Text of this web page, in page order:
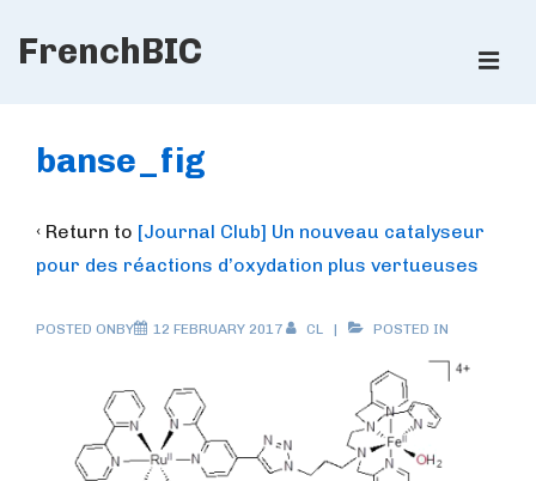
Skip
Content
FrenchBIC
Navigation
banse_fig
‹ Return to [Journal Club] Un nouveau catalyseur
pour des réactions d’oxydation plus vertueuses
POSTED ONBY 12 FEBRUARY 2017 CL POSTED IN